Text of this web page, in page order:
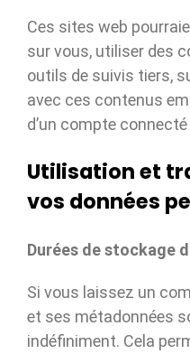
Ces sites web
sur vous, utiliser des
outils de suivis tiers,
avec ces contenus
d’un compte
Utilisation et
vos données
Durées de stockage
Si vous laissez un
et ses métadonnées
indéfiniment. Cela